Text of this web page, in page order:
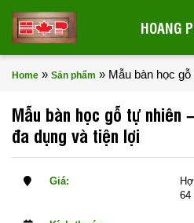
HOANG
Home » Sản phẩm » Mẫu bàn học
Mẫu bàn học gỗ tự nhiên
đa dụng và tiện lợi
Giá:
64